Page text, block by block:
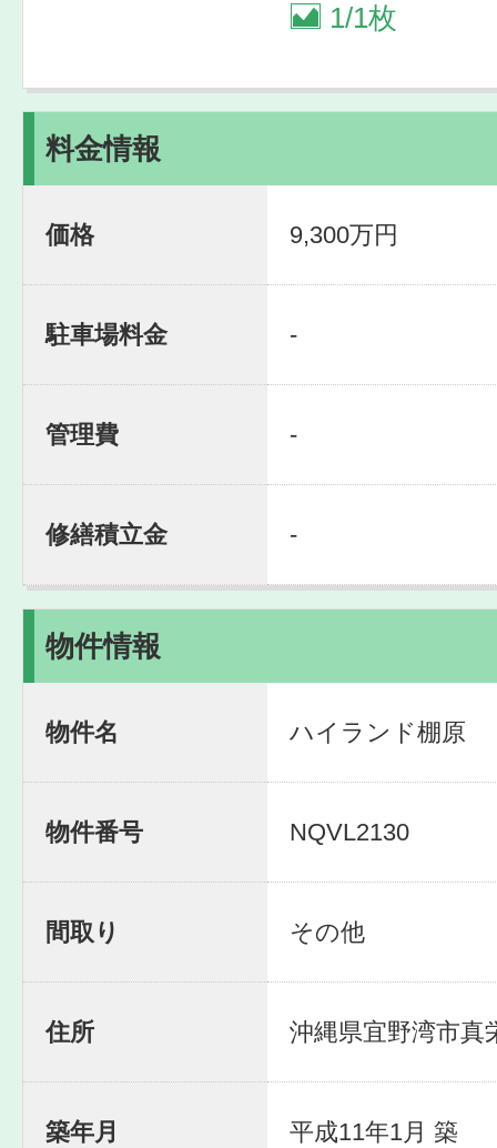
1/1枚
料金情報
価格 9,300万円
駐車場料金 -
管理費 -
修繕積立金 -
物件情報
物件名 ハイランド棚原
物件番号 NQVL2130
間取り その他
住所 沖縄県宜野湾市真
築年月 平成11年1月 築